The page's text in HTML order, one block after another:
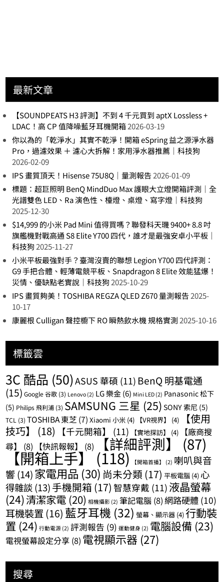
最新文章
【SOUNDPEATS H3 評測】不到 4 千元買到 aptX Lossless +
LDAC！高 CP 值降噪藍牙耳機開箱2026-03-19
你以為的「乾淨水」其實不乾淨！開箱 eSpring 益之源淨水器
Pro，過濾效果 ＋ 濾心大拆解！家用淨水器推薦｜科技狗
2026-02-09
IPS 畫質頂天！Hisense 75U8Q｜量測報告2026-01-09
標題：超巨照明 BenQ MindDuo Max 護眼大立燈開箱評測｜全
光譜雙色 LED、Ra 演色性、檯燈、桌燈、寫字燈｜科技狗
2025-12-30
$14,999 的小米 Pad Mini 值得買嗎？聯發科天璣 9400+ 8.8 吋
旗艦機對戰高通 S8 Elite Y700 四代，誰才是最強安卓小平板｜
科技狗 2025-11-27
小米平板最強對手？臺灣沒賣的聯想 Legion Y700 四代評測：
G9 手把合體、輕薄電競平板、Snapdragon 8 Elite 效能猛爆！
災情、優缺點老實說｜科技狗 2025-10-29
IPS 畫質夠美！TOSHIBA REGZA QLED Z670 量測報告2025-
10-17
康麗根 Culligan 聲控櫥下 RO 瞬熱飲水機 規格實測 2025-10-16
標籤雲
3C 酷品 (50)ASUS 華碩 (11) BenQ 明基電通
(15) Google 谷歌 (3) Lenovo (2) LG 樂金(6) Mini LED (2) Panasonic 松下
(5) Philips 飛利浦 (3) SAMSUNG 三星 (25) SONY 索尼 (5)
TCL (3) TOSHIBA 東芝 (7) Xiaomi 小米 (4) 【VR視界】 (4)
【使用
技巧】
(18) 【千元開箱】 (11) 【實地探訪】 (4)
【廠商搜
尋】
(8) 【快訊報報】 (8) 【詳細評測】 (87)
【開箱上手】(118) 【開箱首播】 (2) 喇叭與音
響 (14)家電用品 (30) 尚未分類 (17) 平板電腦 (4) 心
得雜談 (13)手機開箱 (17) 智慧穿戴 (11) 液晶螢幕
(24)清潔家電 (20) 相機攝影 (2) 筆記電腦 (8)網路硬體 (10)
耳機裝置 (16) 藍牙耳機 (32) 螢幕、顯示器 (4)行動裝
置 (24) 行動電源 (2) 評測報告 (9) 運動健身 (2) 電腦設備 (23)
電視螢幕設定分享 (8) 電視顯示器 (27)
搜尋